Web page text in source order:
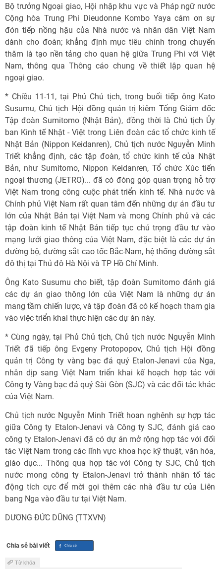
Bộ trưởng Ngoại giao, Hội nhập khu vực và Pháp ngữ nước
Cộng hòa Trung Phi Dieudonne Kombo Yaya cám ơn sự
đón tiếp nồng hậu của Nhà nước và nhân dân Việt Nam
dành cho đoàn; khẳng định mục tiêu chính trong chuyến
thăm là tạo nền tảng cho quan hệ giữa Trung Phi với Việt
Nam, thông qua Thông cáo chung về thiết lập quan hệ
ngoại giao.
* Chiều 11-11, tại Phủ Chủ tịch, trong buổi tiếp ông Kato
Susumu, Chủ tịch Hội đồng quản trị kiêm Tổng Giám đốc
Tập đoàn Sumitomo (Nhật Bản), đồng thời là Chủ tịch Ủy
ban Kinh tế Nhật - Việt trong Liên đoàn các tổ chức kinh tế
Nhật Bản (Nippon Keidanren), Chủ tịch nước Nguyễn Minh
Triết khẳng định, các tập đoàn, tổ chức kinh tế của Nhật
Bản, như Sumitomo, Nippon Keidanren, Tổ chức Xúc tiến
ngoại thương (JETRO)... đã có đóng góp quan trọng hỗ trợ
Việt Nam trong công cuộc phát triển kinh tế. Nhà nước và
Chính phủ Việt Nam rất quan tâm đến những dự án đầu tư
lớn của Nhật Bản tại Việt Nam và mong Chính phủ và các
tập đoàn kinh tế Nhật Bản tiếp tục chú trọng đầu tư vào
mạng lưới giao thông của Việt Nam, đặc biệt là các dự án
đường bộ, đường sắt cao tốc Bắc-Nam, hệ thống đường sắt
đô thị tại Thủ đô Hà Nội và TP Hồ Chí Minh.
Ông Kato Susumu cho biết, tập đoàn Sumitomo đánh giá
các dự án giao thông lớn của Việt Nam là những dự án
mang tầm chiến lược, và tập đoàn đã có kế hoạch tham gia
vào việc triển khai thực hiện các dự án này.
* Cùng ngày, tại Phủ Chủ tịch, Chủ tịch nước Nguyễn Minh
Triết đã tiếp ông Evgeny Protopopov, Chủ tịch Hội đồng
quản trị Công ty vàng bạc đá quý Etalon-Jenavi của Nga,
nhân dịp sang Việt Nam triển khai kế hoạch hợp tác với
Công ty Vàng bạc đá quý Sài Gòn (SJC) và các đối tác khác
của Việt Nam.
Chủ tịch nước Nguyễn Minh Triết hoan nghênh sự hợp tác
giữa Công ty Etalon-Jenavi và Công ty SJC, đánh giá cao
công ty Etalon-Jenavi đã có dự án mở rộng hợp tác với đối
tác Việt Nam trong các lĩnh vực khoa học kỹ thuật, văn hóa,
giáo dục... Thông qua hợp tác với Công ty SJC, Chủ tịch
nước mong công ty Etalon-Jenavi trở thành nhân tố tác
động tích cực để mời gọi thêm các nhà đầu tư của Liên
bang Nga vào đầu tư tại Việt Nam.
DƯƠNG ĐỨC DŨNG (TTXVN)
Chia sẻ bài viết
Từ khóa